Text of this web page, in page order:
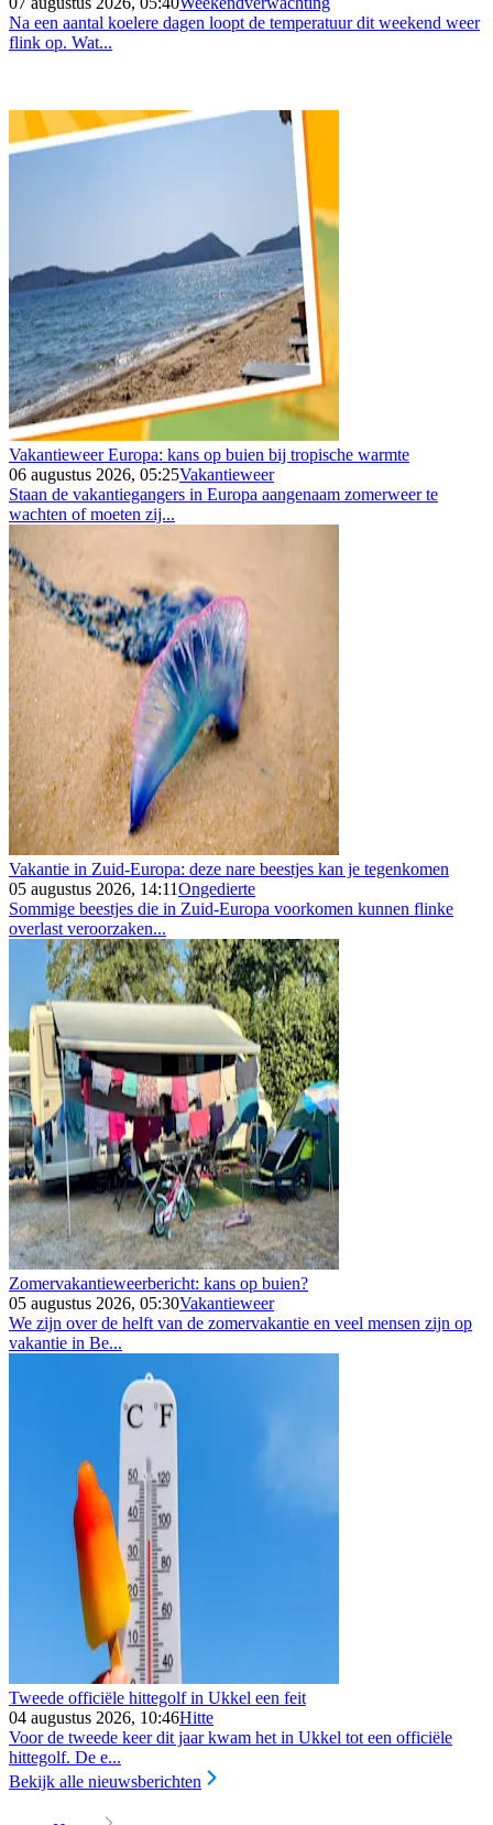
Na een aantal koelere dagen loopt de temperatuur dit weekend weer
flink op. Wat...
Vakantieweer Europa: kans op buien bij tropische warmte
06 augustus 2026, 05:25Vakantieweer
Staan de vakantiegangers in Europa aangenaam zomerweer te
wachten of moeten zij...
Vakantie in Zuid-Europa: deze nare beestjes kan je tegenkomen
05 augustus 2026, 14:11Ongedierte
Sommige beestjes die in Zuid-Europa voorkomen kunnen flinke
overlast veroorzaken...
Zomervakantieweerbericht: kans op buien?
05 augustus 2026, 05:30Vakantieweer
We zijn over de helft van de zomervakantie en veel mensen zijn op
vakantie in Be...
Tweede officiële hittegolf in Ukkel een feit
04 augustus 2026, 10:46Hitte
Voor de tweede keer dit jaar kwam het in Ukkel tot een officiële
hittegolf. De e...
Bekijk alle nieuwsberichten